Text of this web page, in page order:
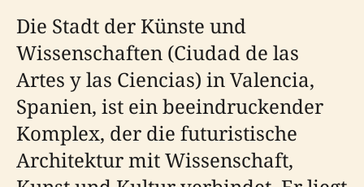
Die Stadt der Künste und
Wissenschaften (Ciudad de las
Artes y las Ciencias) in Valencia,
Spanien, ist ein beeindruckender
Komplex, der die futuristische
Architektur mit Wissenschaft,